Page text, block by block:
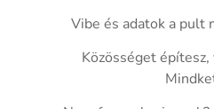
Vibe és adatok a pult
Közösséget